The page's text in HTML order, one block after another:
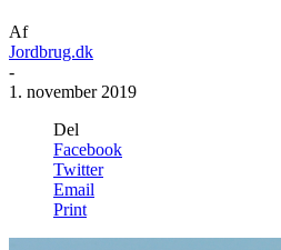
Af
Jordbrug.dk
-
1. november 2019
Del
Facebook
Twitter
Email
Print